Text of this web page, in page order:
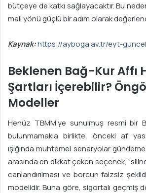
bütçeye de katkı sağlayacaktır. Bu
mali yönü güçlü bir adım olarak
Kaynak:https://ayboga.av.tr/eyt-
Beklenen Bağ-Kur Affı
Şartları İçerebilir?
Modeller
Henüz TBMM’ye sunulmuş resmi bir
bulunmamakla birlikte, önceki af
ışığında muhtemel senaryolar
arasında en dikkat çeken seçenek,
canlandırılması ve borcun faizsiz
modelidir. Buna göre, sigortalı geçmiş